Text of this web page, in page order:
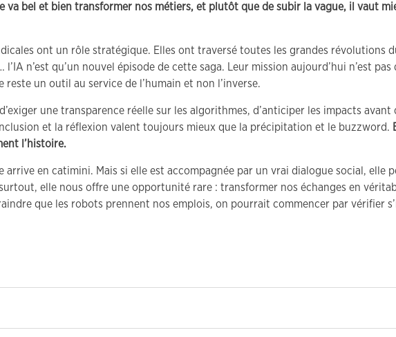
va bel et bien transformer nos métiers, et plutôt que de subir la vague, il vaut
ont un rôle stratégique. Elles ont traversé toutes les grandes révolutions
n’est qu’un nouvel épisode de cette saga. Leur mission aujourd’hui n’est pas
reste un outil au service de l’humain et non l’inverse.
une transparence réelle sur les algorithmes, d’anticiper les impacts avant
et la réflexion valent toujours mieux que la précipitation et le buzzword.
l’histoire.
arrive en catimini. Mais si elle est accompagnée par un vrai dialogue social, elle
elle nous offre une opportunité rare : transformer nos échanges en
que les robots prennent nos emplois, on pourrait commencer par vérifier